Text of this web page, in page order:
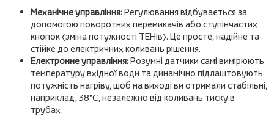
Механічне управління:Регулювання відбувається за
допомогою поворотних перемикачів або ступінчастих
кнопок (зміна потужності ТЕНів). Це просте, надійне та
стійке до електричних коливань рішення.
Електронне управління:Розумні датчики самі вимірюють
температуру вхідної води та динамічно підлаштовують
потужність нагріву, щоб на виході ви отримали стабільні,
наприклад, 38°C, незалежно від коливань тиску в
трубах.